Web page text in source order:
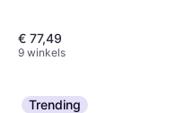
€ 77,49
9 winkels
Trending